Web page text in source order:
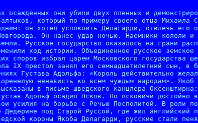
осажденных они убили двух пленных и
который по примеру своего отца
он хотел успокоить Делагарди, отвлечь
Он нанес удар ночью. Наемники
Русское государство оказалось на грани
ход истории. Объединенное русское
избрал царем Московского государства
престол занял его семнадцатилетний сын, в
Густава Адольфа: «Король действительно
ненависть ко всем чуждым народам».
в письме шведского канцлера
Адольф осадил Псков. Но псковичи
усилия на борьбе с Речью Посполитой. В роли
под Старой Руссой, где жил
короны Якоба Делагарди, русские стали